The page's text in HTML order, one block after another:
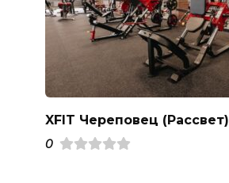
XFIT Череповец (Рассвет)
0